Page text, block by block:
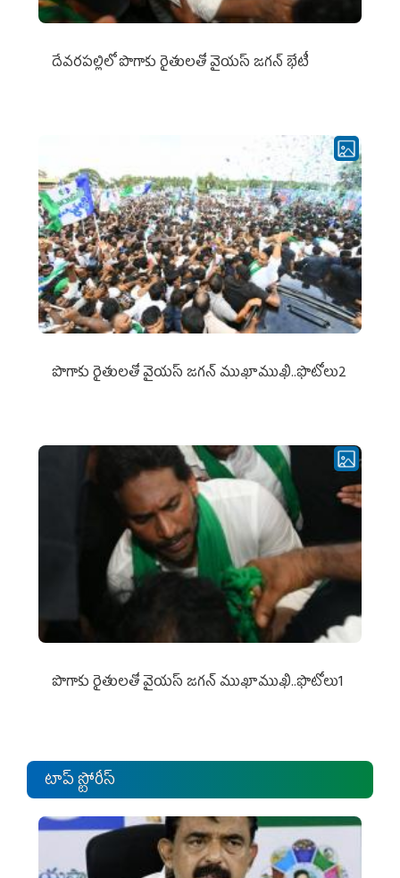
దేవరపల్లిలో పొగాకు రైతులతో వైయస్ జగన్ భేటీ
పొగాకు రైతుల‌తో వైయ‌స్ జ‌గ‌న్ ముఖాముఖి..ఫొటోలు2
పొగాకు రైతుల‌తో వైయ‌స్ జ‌గ‌న్ ముఖాముఖి..ఫొటోలు1
టాప్ స్టోరీస్